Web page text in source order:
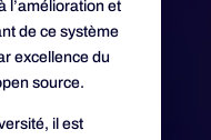
l’amélioration et
de ce système
excellence du
source.
il est